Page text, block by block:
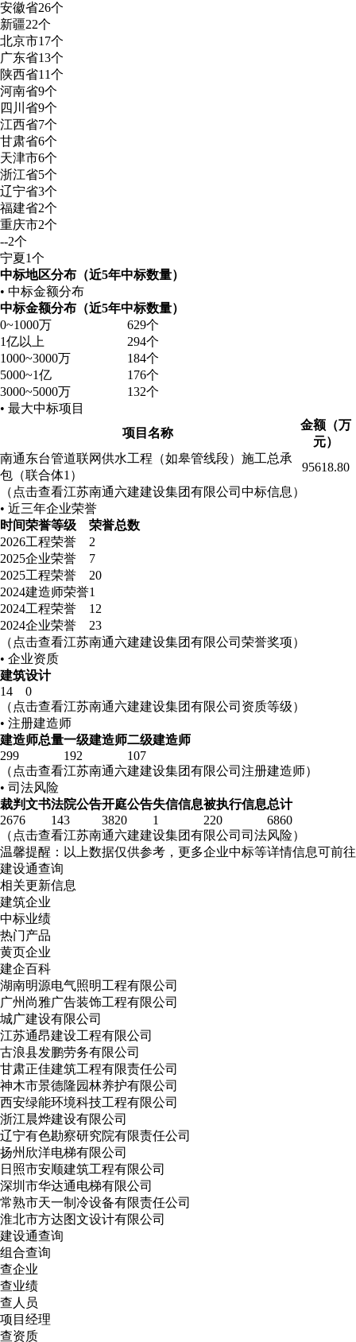
安徽省26个
新疆22个
北京市17个
广东省13个
陕西省11个
河南省9个
四川省9个
江西省7个
甘肃省6个
天津市6个
浙江省5个
辽宁省3个
福建省2个
重庆市2个
--2个
宁夏1个
中标地区分布（近5年中标数量）
• 中标金额分布
中标金额分布（近5年中标数量）
0~1000万
629个
1亿以上
294个
1000~3000万
184个
5000~1亿
176个
3000~5000万
132个
• 最大中标项目
项目名称
金额（万
元）
南通东台管道联网供水工程（如皋管线段）施工总承
包（联合体1）
95618.80
（点击查看江苏南通六建建设集团有限公司中标信息）
• 近三年企业荣誉
时间荣誉等级
荣誉总数
2026工程荣誉
2
2025企业荣誉
7
2025工程荣誉
20
2024建造师荣誉1
2024工程荣誉
12
2024企业荣誉
23
（点击查看江苏南通六建建设集团有限公司荣誉奖项）
• 企业资质
建筑设计
14
0
（点击查看江苏南通六建建设集团有限公司资质等级）
• 注册建造师
建造师总量一级建造师二级建造师
299
192
107
（点击查看江苏南通六建建设集团有限公司注册建造师）
• 司法风险
裁判文书法院公告开庭公告失信信息被执行信息总计
2676
143 3820 1 220
6860
（点击查看江苏南通六建建设集团有限公司司法风险）
温馨提醒：以上数据仅供参考，更多企业中标等详情信息可前往
建设通查询
相关更新信息
建筑企业
中标业绩
热门产品
黄页企业
建企百科
湖南明源电气照明工程有限公司
广州尚雅广告装饰工程有限公司
城广建设有限公司
江苏通昂建设工程有限公司
古浪县发鹏劳务有限公司
甘肃正佳建筑工程有限责任公司
神木市景德隆园林养护有限公司
西安绿能环境科技工程有限公司
浙江晨烨建设有限公司
辽宁有色勘察研究院有限责任公司
扬州欣洋电梯有限公司
日照市安顺建筑工程有限公司
深圳市华达通电梯有限公司
常熟市天一制冷设备有限责任公司
淮北市方达图文设计有限公司
建设通查询
组合查询
查企业
查业绩
查人员
项目经理
查资质